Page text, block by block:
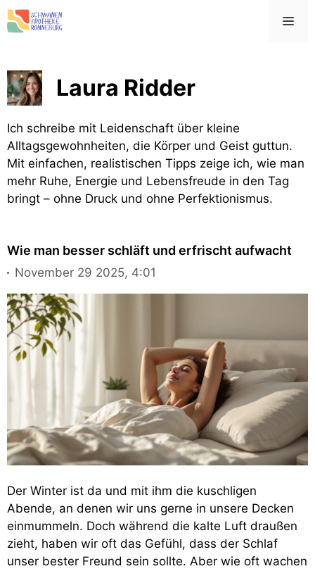
Zum
Inhalt
Laura Ridder
Ich schreibe mit Leidenschaft über kleine
Alltagsgewohnheiten, die Körper und Geist guttun.
Mit einfachen, realistischen Tipps zeige ich, wie man
mehr Ruhe, Energie und Lebensfreude in den Tag
bringt – ohne Druck und ohne Perfektionismus.
Wie man besser schläft und erfrischt aufwacht
November 29 2025, 4:01
Der Winter ist da und mit ihm die kuschligen
Abende, an denen wir uns gerne in unsere Decken
einmummeln. Doch während die kalte Luft draußen
zieht, haben wir oft das Gefühl, dass der Schlaf
unser bester Freund sein sollte. Aber wie oft wachen